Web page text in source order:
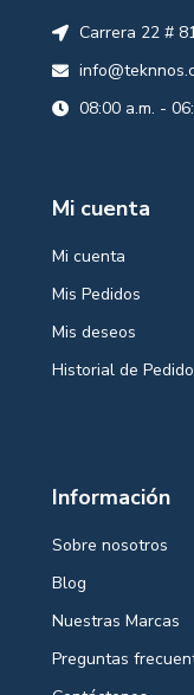
Carrera 22 #
08:00 a.m. -
Mi cuenta
Mi cuenta
Mis Pedidos
Mis deseos
Historial de
Información
Sobre nosotros
Blog
Nuestras Marcas
Preguntas